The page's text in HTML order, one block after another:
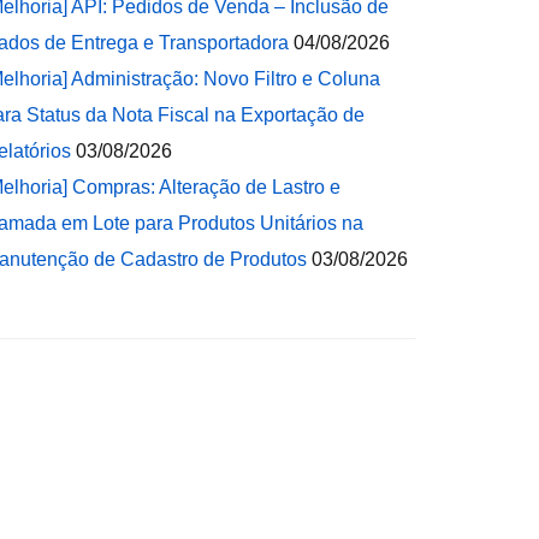
API: Pedidos de Venda – Inclusão de
de Entrega e Transportadora 04/08/2026
Administração: Novo Filtro e Coluna
Status da Nota Fiscal na Exportação de
03/08/2026
Compras: Alteração de Lastro e
em Lote para Produtos Unitários na
de Cadastro de Produtos 03/08/2026